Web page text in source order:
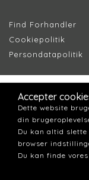
Find Forhandler
Cookiepolitik
Persondatapolitik
Accepter
Dette website
din
Du kan altid slette
browser
Du kan finde